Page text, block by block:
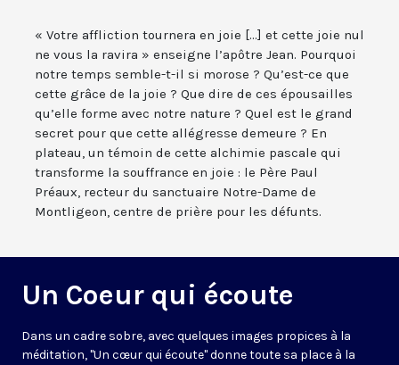
« Votre affliction tournera en joie [...] et cette joie nul
ne vous la ravira » enseigne l’apôtre Jean. Pourquoi
notre temps semble-t-il si morose ? Qu’est-ce que
cette grâce de la joie ? Que dire de ces épousailles
qu’elle forme avec notre nature ? Quel est le grand
secret pour que cette allégresse demeure ? En
plateau, un témoin de cette alchimie pascale qui
transforme la souffrance en joie : le Père Paul
Préaux, recteur du sanctuaire Notre-Dame de
Montligeon, centre de prière pour les défunts.
Un Coeur qui écoute
Dans un cadre sobre, avec quelques images propices à la
méditation, "Un cœur qui écoute" donne toute sa place à la